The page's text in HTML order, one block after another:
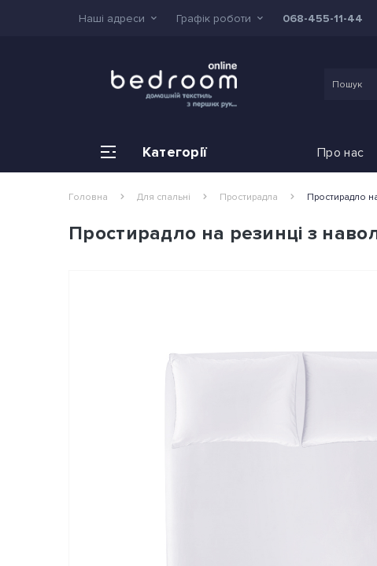
Наші адреси Графік роботи 068-455-11-44
Категорії Про нас
Головна Для спальні Простирадла Простирадло
Простирадло на резинці з